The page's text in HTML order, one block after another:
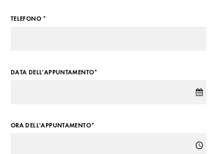
TELEFONO *
DATA DELL'APPUNTAMENTO*
ORA DELL'APPUNTAMENTO*